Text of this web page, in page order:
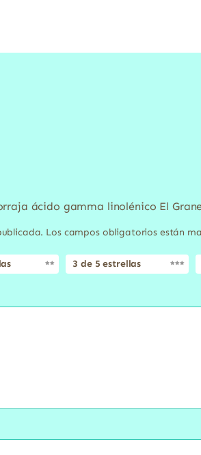
ácido gamma linolénico El
Los campos obligatorios están
3 de 5 estrellas